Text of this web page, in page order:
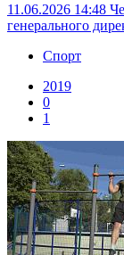
11.06.2026 14:48
генерального
Спорт
2019
0
1